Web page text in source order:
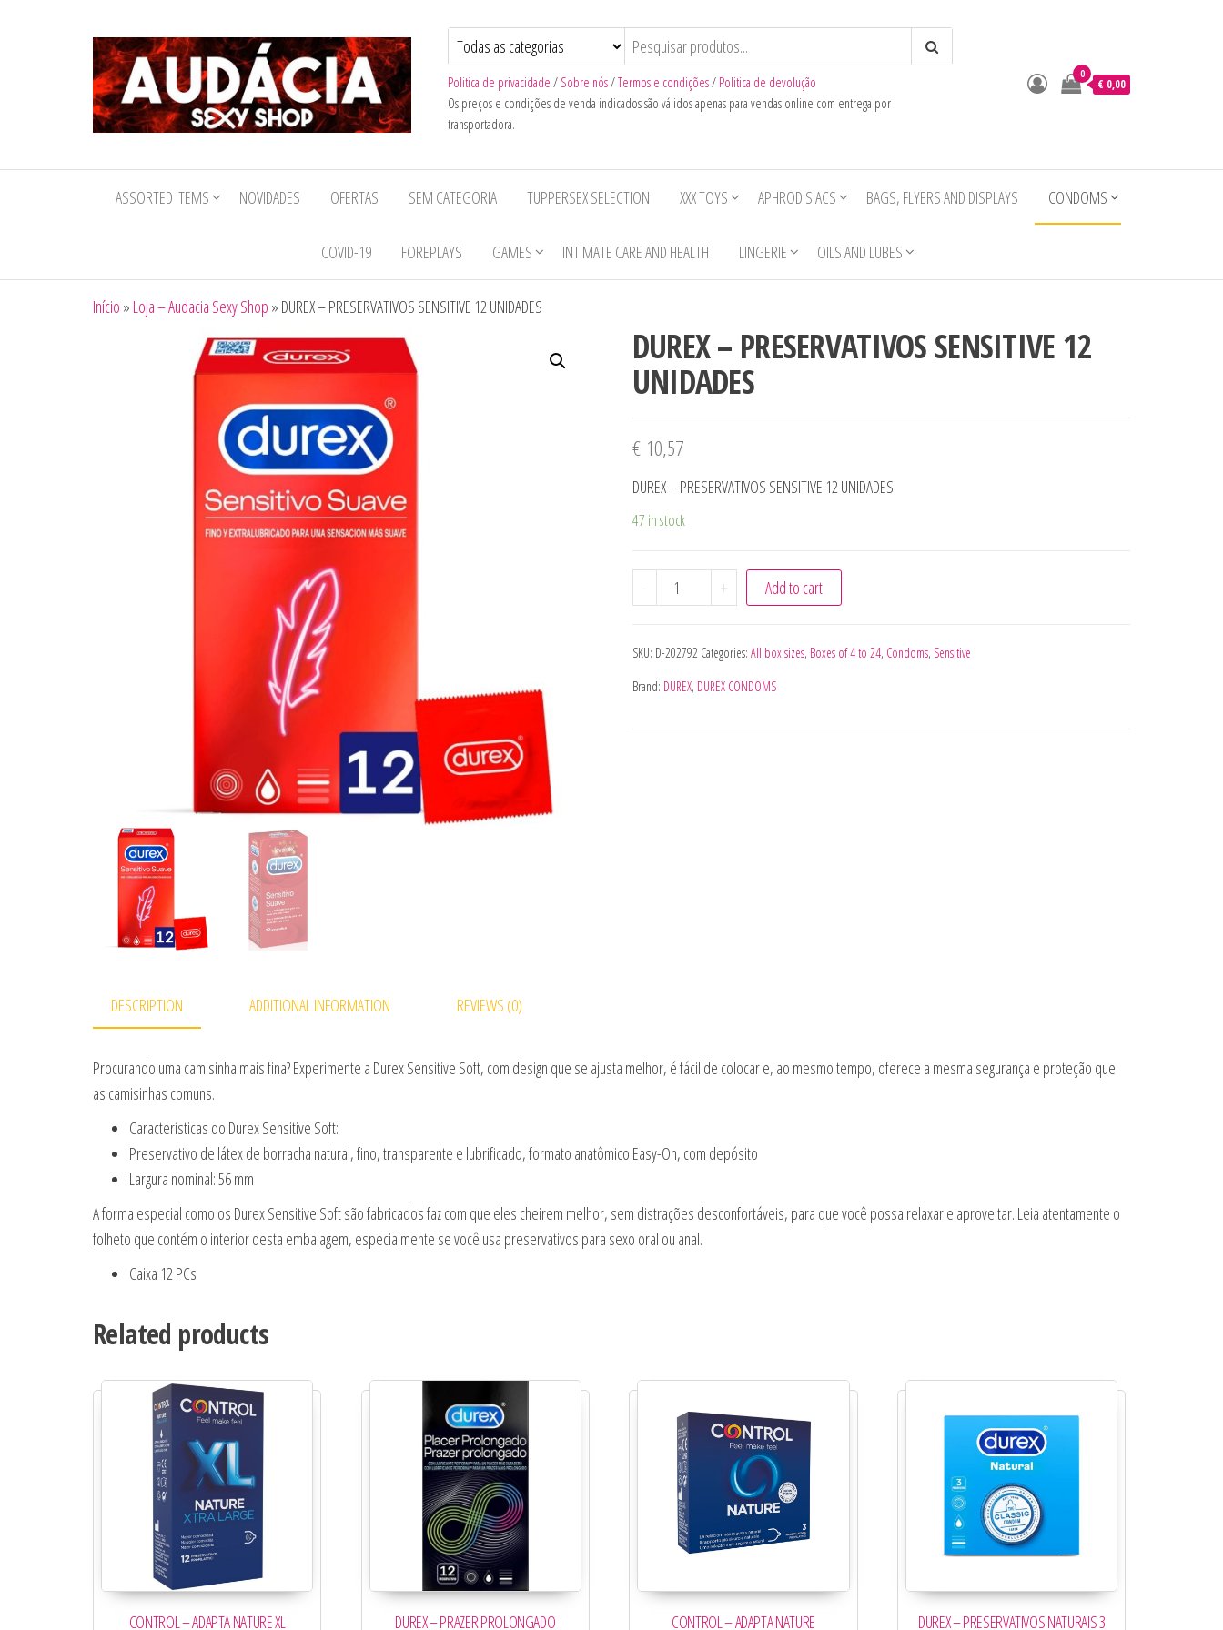
Sexy
Shop
Politica de privacidade / Sobre nós/Termos e condições/ Politica de devolução
Os preços e condições de venda indicados são válidos apenas para vendas online com entrega por
transportadora.
0
€ 0,00
ASSORTED ITEMS NOVIDADES OFERTAS SEM CATEGORIA TUPPERSEX SELECTION XXX TOYS APHRODISIACS BAGS, FLYERS AND DISPLAYS CONDOMS
COVID-19 FOREPLAYS GAMES INTIMATE CARE AND HEALTH LINGERIE OILS AND LUBES
Início » Loja – Audacia Sexy Shop » DUREX – PRESERVATIVOS SENSITIVE 12 UNIDADES
DUREX – PRESERVATIVOS SENSITIVE 12
UNIDADES
€10,57
DUREX – PRESERVATIVOS SENSITIVE 12 UNIDADES
47 in stock
- DUREX - PRESERVATIVOS SENSITIVE 12 UNIDADES quantity
+ Add to cart
SKU: D-202792 Categories: All box sizes, Boxes of 4 to 24, Condoms, Sensitive
Brand: DUREX, DUREX CONDOMS
DESCRIPTION ADDITIONAL INFORMATION REVIEWS (0)
Procurando uma camisinha mais fina? Experimente a Durex Sensitive Soft, com design que se ajusta melhor, é fácil de colocar e, ao mesmo tempo, oferece a mesma segurança e proteção que
as camisinhas comuns.
Características do Durex Sensitive Soft:
Preservativo de látex de borracha natural, fino, transparente e lubrificado, formato anatômico Easy-On, com depósito
Largura nominal: 56 mm
A forma especial como os Durex Sensitive Soft são fabricados faz com que eles cheirem melhor, sem distrações desconfortáveis, para que você possa relaxar e aproveitar. Leia atentamente o
folheto que contém o interior desta embalagem, especialmente se você usa preservativos para sexo oral ou anal.
Caixa 12 PCs
Related products
CONTROL – ADAPTA NATURE XL DUREX – PRAZER PROLONGADO CONTROL – ADAPTA NATURE DUREX – PRESERVATIVOS NATURAIS 3